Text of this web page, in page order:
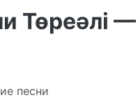
Төреәлі —
песни